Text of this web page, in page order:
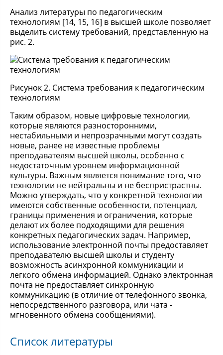
Анализ литературы по педагогическим
технологиям [14, 15, 16] в высшей школе позволяет
выделить систему требований, представленную на
рис. 2.
Рисунок 2. Система требования к педагогическим
технологиям
Таким образом, новые цифровые технологии,
которые являются разносторонними,
нестабильными и непрозрачными могут создать
новые, ранее не известные проблемы
преподавателям высшей школы, особенно с
недостаточным уровнем информационной
культуры. Важным является понимание того, что
технологии не нейтральны и не беспристрастны.
Можно утверждать, что у конкретной технологии
имеются собственные особенности, потенциал,
границы применения и ограничения, которые
делают их более подходящими для решения
конкретных педагогических задач. Например,
использование электронной почты предоставляет
преподавателю высшей школы и студенту
возможность асинхронной коммуникации и
легкого обмена информацией. Однако электронная
почта не предоставляет синхронную
коммуникацию (в отличие от телефонного звонка,
непосредственного разговора, или чата -
мгновенного обмена сообщениями).
Список литературы